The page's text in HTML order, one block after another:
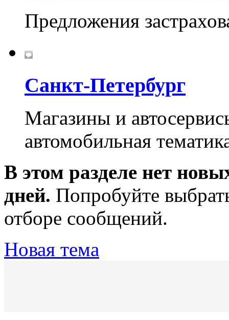
Предложения
Санкт-Петербург
Магазины и
автомобильная
В этом разделе нет
дней. Попробуйте
отборе сообщений.
Новая тема